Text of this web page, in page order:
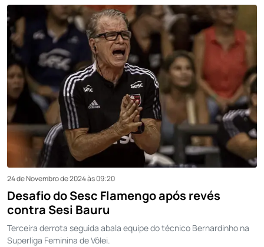
24 de Novembro de 2024 às 09:20
Desafio do Sesc Flamengo após revés
contra Sesi Bauru
Terceira derrota seguida abala equipe do técnico Bernardinho na
Superliga Feminina de Vôlei.